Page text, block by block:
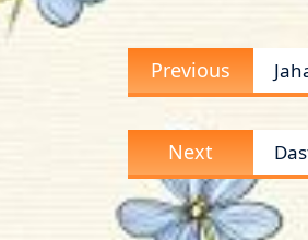
Post
navigation
Previous
Next